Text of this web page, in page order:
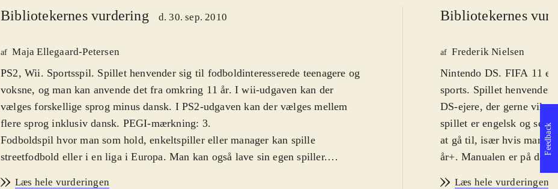
Bibliotekernes vurdering d. 30. sep. 2010
af Maja Ellegaard-Petersen
PS2, Wii. Sportsspil. Spillet henvender sig til fodboldinteresserede teenagere og
voksne, og man kan anvende det fra omkring 11 år. I wii-udgaven kan der
vælges forskellige sprog minus dansk. I PS2-udgaven kan der vælges mellem
flere sprog inklusiv dansk. PEGI-mærkning: 3.
Fodboldspil hvor man som hold, enkeltspiller eller manager kan spille
streetfodbold eller i en liga i Europa. Man kan også lave sin egen spiller.
Læs hele vurderingen
Bibliotekernes
af Frederik Nielsen
Nintendo DS. FIFA 11
sports. Spillet
DS-ejere, der gerne vil
spillet er engelsk og
at gå til, især hvis man
år+. Manualen er på
De nye tilføjelser i år er
Læs hele vurderingen
Feedback